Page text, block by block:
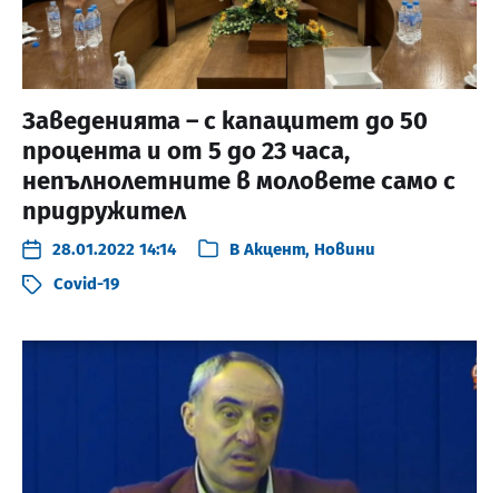
Заведенията – с капацитет до 50
процента и от 5 до 23 часа,
непълнолетните в моловете само с
придружител
28.01.2022 14:14 В Акцент, Новини
Covid-19